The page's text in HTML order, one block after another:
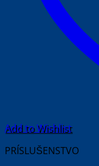
Add to Wishlist
PRÍSLUŠENSTVO